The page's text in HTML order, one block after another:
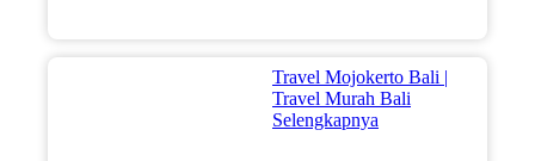
Travel Mojokerto Bali |
Travel Murah Bali
Selengkapnya